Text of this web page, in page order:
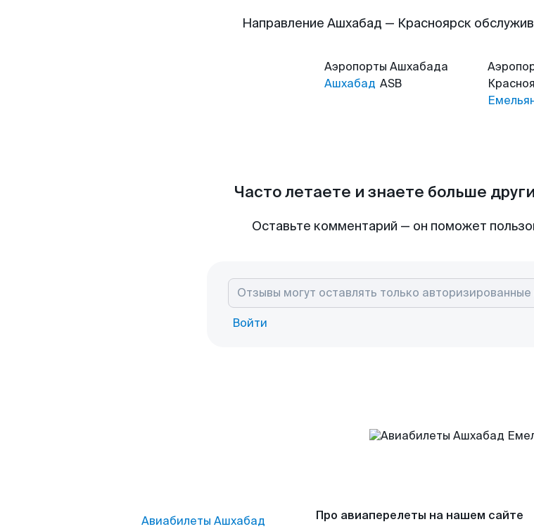
Направление Ашхабад — Красноярск
Аэропорты Ашхабада
Ашхабад ASB
Часто летаете и знаете больше
Оставьте комментарий — он поможет
Войти
Авиабилеты Ашхабад
Про авиаперелеты на нашем сайте